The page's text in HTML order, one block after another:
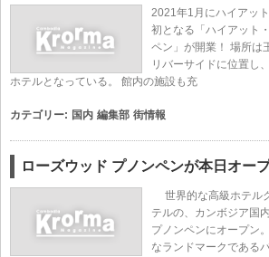
2021年1月にハイアッ
初となる「ハイアット
ペン」が開業！ 場所は
リバーサイドに位置し
ホテルとなっている。 館内の施設も充
カテゴリー: 国内 編集部 街情報
ローズウッド プノンペンが本日オー
世界的な高級ホテル
テルの、カンボジア国
プノンペンにオープン
なランドマークである